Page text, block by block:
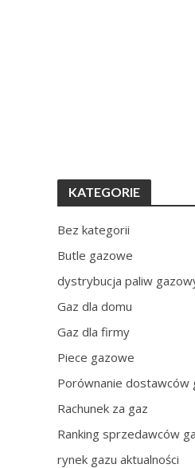
KATEGORIE
Bez kategorii
Butle gazowe
dystrybucja paliw
Gaz dla domu
Gaz dla firmy
Piece gazowe
Porównanie dostawców
Rachunek za gaz
Ranking sprzedawców
rynek gazu aktualności